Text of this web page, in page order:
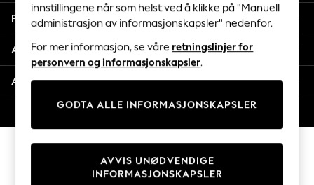
140 - 174cm
Trending: Top & Short Sets
Trending: Clogs
Toy Story
THE SET
Coats & Jackets
Sweatshirts & Hoodies
Knitwear
Cardigans
Dresses
Personvern & Juridisk
Avdelinger
Andre tjenester
innstillingene når som helst ved å klikke på "Manuell
administrasjon av informasjonskapsler" nedenfor.
For mer informasjon, se våre retningslinjer for
personvern og informasjonskapsler.
GODTA ALLE INFORMASJONSKAPSLER
AVVIS UNØDVENDIGE
INFORMASJONSKAPSLER